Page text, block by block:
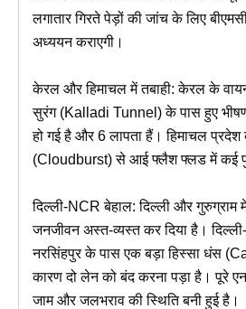
लगातार गिरते पेड़ों की जांच के लिए
अध्ययन कराएगी।
केरल और हिमाचल में तबाही: केरल के
सुरंग (Kalladi Tunnel) के पास हुए
हो गई है और 6 लापता हैं। हिमाचल
(Cloudburst) से आई फ्लैश फ्लड में कई
दिल्ली-NCR बेहाल: दिल्ली और गुरुग्राम में
जनजीवन अस्त-व्यस्त कर दिया है।
नरसिंहपुर के पास एक बड़ा हिस्सा धंस
कारण दो लेन को बंद करना पड़ा है। पूरे
जाम और जलभराव की स्थिति बनी हुई है।